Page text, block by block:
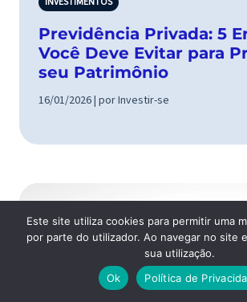
Previdência Privada: 5
Você Deve Evitar para
seu Patrimônio
16/01/2026 | por Investir-se
Este site utiliza cookies para permitir uma
por parte do utilizador. Ao navegar no site
sua utilização.
Ok
Política de